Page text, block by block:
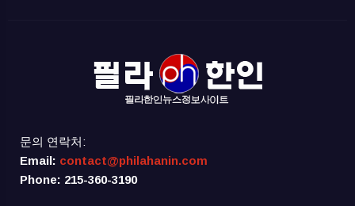
문의 연락처:
Email: contact@philahanin.com
Phone: 215-360-3190